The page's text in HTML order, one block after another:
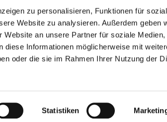
zu personalisieren, Funktionen für
Website zu analysieren. Außerdem geben
an unsere Partner für soziale Medien,
diese Informationen möglicherweise mit
oder die sie im Rahmen Ihrer Nutzung der
Statistiken
ChurchDesk-